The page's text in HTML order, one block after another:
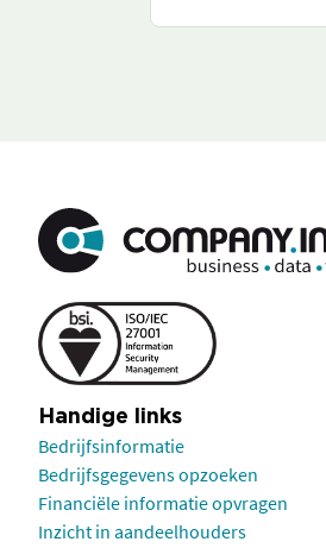
Handige links
Bedrijfsinformatie
Bedrijfsgegevens opzoeken
Financiële informatie opvragen
Inzicht in aandeelhouders